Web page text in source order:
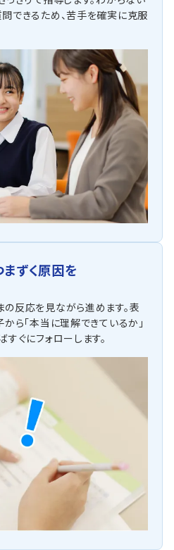
できるため、苦手を確実に克服
ずく原因を
反応を見ながら進めます。表
ら「本当に理解できているか」
ぐにフォローします。